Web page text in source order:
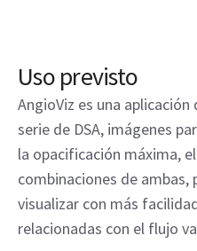
Uso previsto
AngioViz es una
serie de DSA, imágenes
la opacificación máxima,
combinaciones de
visualizar con más
relacionadas con el flujo